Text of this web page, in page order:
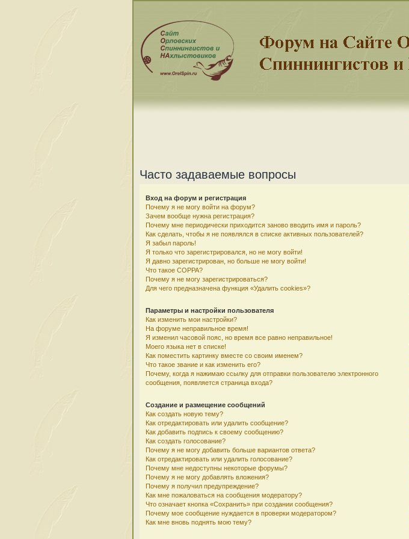
Часто задаваемые вопросы
Вход на форум и регистрация
Почему я не могу войти на форум?
Зачем вообще нужна регистрация?
Почему мне периодически приходится заново вводить имя и пароль?
Как сделать, чтобы я не появлялся в списке активных пользователей?
Я забыл пароль!
Я только что зарегистрировался, но не могу войти!
Я давно зарегистрирован, но больше не могу войти!
Что такое COPPA?
Почему я не могу зарегистрироваться?
Для чего предназначена функция «Удалить cookies»?
Параметры и настройки пользователя
Как изменить мои настройки?
На форуме неправильное время!
Я изменил часовой пояс, но время все равно неправильное!
Моего языка нет в списке!
Как поместить картинку вместе со своим именем?
Что такое звание и как изменить его?
Почему, когда я нажимаю ссылку для отправки пользователю электронного
сообщения, появляется страница входа?
Создание и размещение сообщений
Как создать новую тему?
Как отредактировать или удалить сообщение?
Как добавить подпись к своему сообщению?
Как создать голосование?
Почему я не могу добавить больше вариантов ответа?
Как отредактировать или удалить голосование?
Почему мне недоступны некоторые форумы?
Почему я не могу добавлять вложения?
Почему я получил предупреждение?
Как мне пожаловаться на сообщения модератору?
Что означает кнопка «Сохранить» при создании сообщения?
Почему мое сообщение нуждается в проверки модератором?
Как мне вновь поднять мою тему?